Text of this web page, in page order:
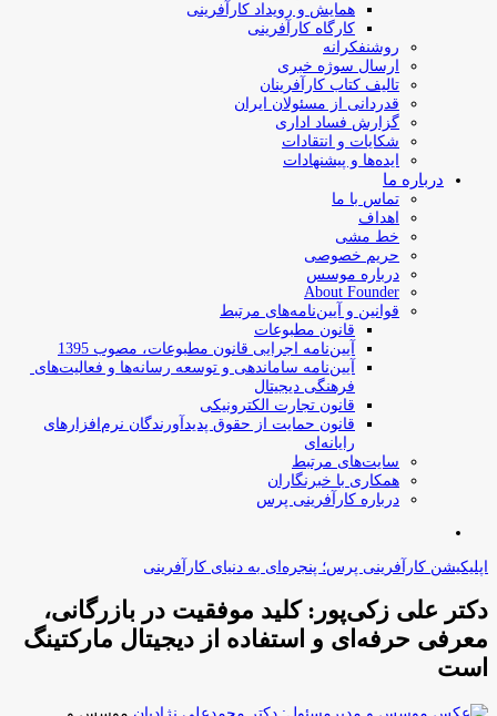
همایش و رویداد کارآفرینی
کارگاه کارآفرینی
روشنفکرانه
ارسال سوژه‌ خبری
تالیف کتاب کارآفرینان
قدردانی از مسئولان ایران
گزارش فساد اداری
شکایات و انتقادات
ایده‌ها و پیشنهادات
درباره ما
تماس با ما
اهداف
خط مشی
حریم خصوصی
درباره موسس
About Founder
قوانین و آیین‌نامه‌های مرتبط
‌قانون مطبوعات
آیین‌نامه اجرایی قانون مطبوعات، مصوب 1395
آیین‌نامه سامان­دهی و توسعه رسانه­‌ها و فعالیت‌­های
فرهنگی دیجیتال
قانون تجارت الکترونیکی
قانون حمایت از حقوق پدیدآورندگان نرم‌افزارهای
رایانه‌ای
سایت‌های مرتبط
همکاری با خبرنگاران
درباره کارآفرینی پرس
اپلیکیشن کارآفرینی پرس؛ پنجره‌ای به دنیای کارآفرینی
دکتر علی زکی‌پور: کلید موفقیت در بازرگانی،
معرفی حرفه‌ای و استفاده از دیجیتال مارکتینگ
است
موسس و